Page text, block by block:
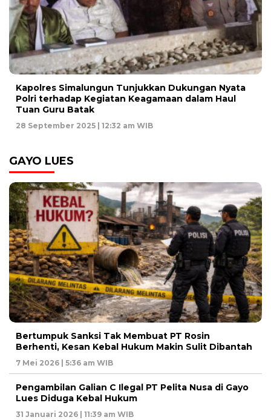
Kapolres Simalungun Tunjukkan Dukungan Nyata
Polri terhadap Kegiatan Keagamaan dalam Haul
Tuan Guru Batak
28 September 2025 | 12:32 am WIB
GAYO LUES
Bertumpuk Sanksi Tak Membuat PT Rosin
Berhenti, Kesan Kebal Hukum Makin Sulit Dibantah
7 Mei 2026 | 5:36 am WIB
Pengambilan Galian C Ilegal PT Pelita Nusa di Gayo
Lues Diduga Kebal Hukum
31 Januari 2026 | 11:39 am WIB